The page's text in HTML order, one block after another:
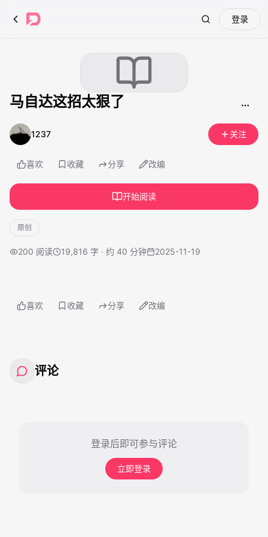
Search登录
马自达这招太狠了
1237 关注
喜欢 收藏 分享 改编
开始阅读
原创
200 阅读 19,816 字 · 约 40 分钟 2025-11-19
喜欢 收藏 分享 改编
评论
登录后即可参与评论
立即登录